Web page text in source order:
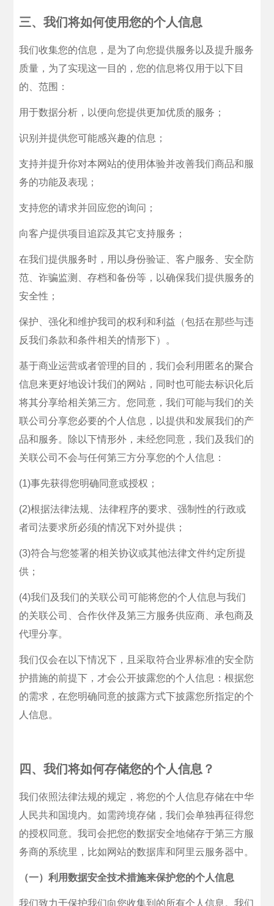
三、我们将如何使用您的个人信息
我们收集您的信息，是为了向您提供服务以及提升服务
质量，为了实现这一目的，您的信息将仅用于以下目
的、范围：
用于数据分析，以便向您提供更加优质的服务；
识别并提供您可能感兴趣的信息；
支持并提升你对本网站的使用体验并改善我们商品和服
务的功能及表现；
支持您的请求并回应您的询问；
向客户提供项目追踪及其它支持服务；
在我们提供服务时，用以身份验证、客户服务、安全防
范、诈骗监测、存档和备份等，以确保我们提供服务的
安全性；
保护、强化和维护我司的权利和利益（包括在那些与违
反我们条款和条件相关的情形下）。
基于商业运营或者管理的目的，我们会利用匿名的聚合
信息来更好地设计我们的网站，同时也可能去标识化后
将其分享给相关第三方。您同意，我们可能与我们的关
联公司分享您必要的个人信息，以提供和发展我们的产
品和服务。除以下情形外，未经您同意，我们及我们的
关联公司不会与任何第三方分享您的个人信息：
(1)事先获得您明确同意或授权；
(2)根据法律法规、法律程序的要求、强制性的行政或
者司法要求所必须的情况下对外提供；
(3)符合与您签署的相关协议或其他法律文件约定所提
供；
(4)我们及我们的关联公司可能将您的个人信息与我们
的关联公司、合作伙伴及第三方服务供应商、承包商及
代理分享。
我们仅会在以下情况下，且采取符合业界标准的安全防
护措施的前提下，才会公开披露您的个人信息：根据您
的需求，在您明确同意的披露方式下披露您所指定的个
人信息。
四、我们将如何存储您的个人信息？
我们依照法律法规的规定，将您的个人信息存储在中华
人民共和国境内。如需跨境存储，我们会单独再征得您
的授权同意。我司会把您的数据安全地储存于第三方服
务商的系统里，比如网站的数据库和阿里云服务器中。
（一）利用数据安全技术措施来保护您的个人信息
我们致力于保护我们向您收集到的所有个人信息。我们